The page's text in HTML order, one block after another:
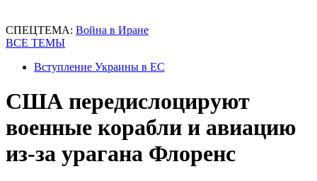
СПЕЦТЕМА: Война в Иране
ВСЕ ТЕМЫ
Вступление Украины в ЕС
США передислоцируют
военные корабли и авиацию
из-за урагана Флоренс